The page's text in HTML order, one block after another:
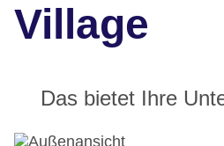
Village
Das bietet Ihre